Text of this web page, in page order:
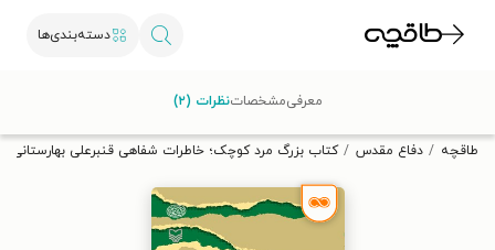
دسته‌بندی‌ها
تخفیف از طاقچه دریافت کن.
طاقچه دفاع مقدس کتاب بزرگ مرد کوچک؛ خاطرات ﺷﻔﺎﻫﯽ ﻗﻨﺒﺮعلی ﺑﻬﺎﺭستانی
معرفیمشخصاتنظرات (۲)